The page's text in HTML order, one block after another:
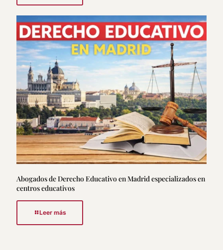
Abogados de Derecho Educativo en Madrid especializados en
centros educativos
Leer más